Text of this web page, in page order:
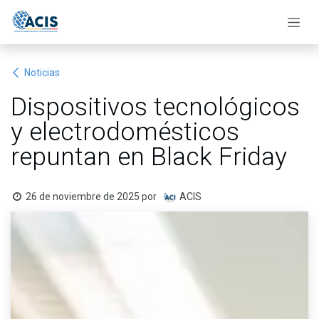
Noticias
Dispositivos tecnológicos
y electrodomésticos
repuntan en Black Friday
26 de noviembre de 2025 por ACIS